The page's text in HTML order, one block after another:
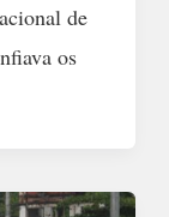
de
os